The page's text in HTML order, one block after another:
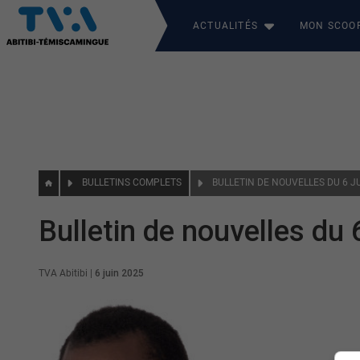
ACTUALITÉS MON
BULLETINS COMPLETS BULLETIN DE NOUVELLES DU 6
Bulletin de nouvelles du
TVA Abitibi 6 juin 2025